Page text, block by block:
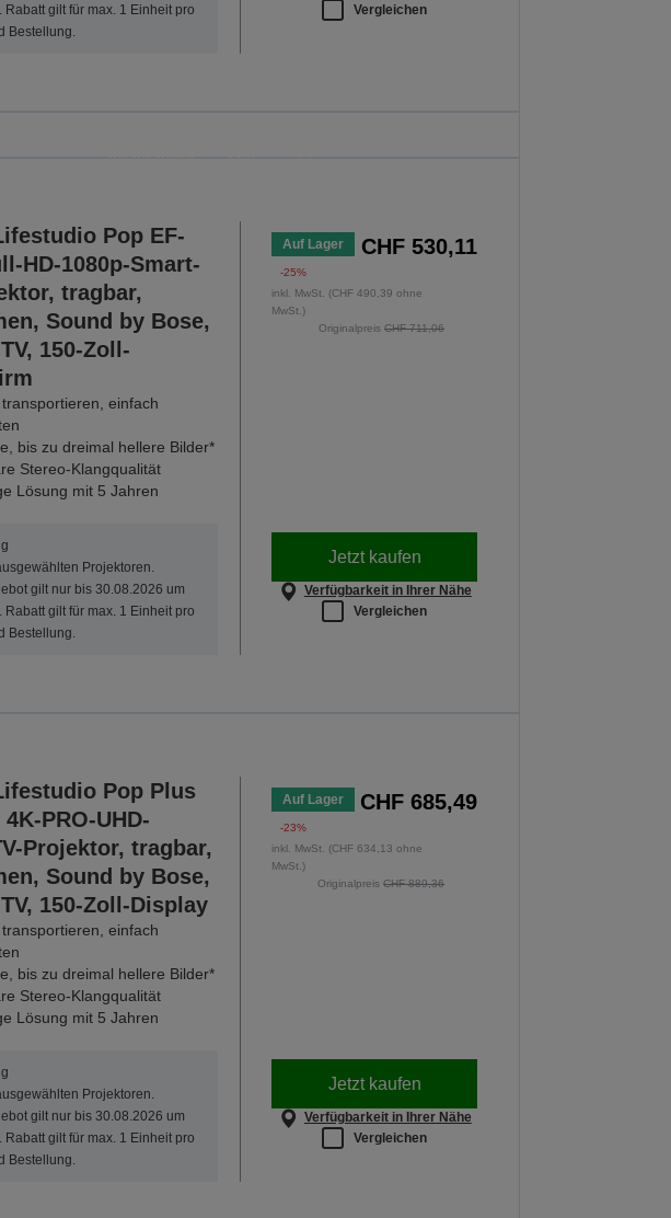
Rabatt gilt für max. 1 Einheit pro
Bestellung.
Vergleichen
Pop EF-
HD-1080p-Smart-
tragbar,
Sound by Bose,
150-Zoll-
einfach
bis zu dreimal hellere Bilder*
Stereo-Klangqualität
Lösung mit 5 Jahren
Projektoren.
gilt nur bis 30.08.2026 um
Rabatt gilt für max. 1 Einheit pro
Bestellung.
Auf Lager CHF 530,11
-25%
inkl. MwSt. (CHF 490,39 ohne
MwSt.)
OriginalpreisCHF 711,06
Jetzt kaufen
Verfügbarkeit in Ihrer Nähe
Vergleichen
Pop Plus
4K-PRO-UHD-
Projektor, tragbar,
Sound by Bose,
150-Zoll-Display
einfach
bis zu dreimal hellere Bilder*
Stereo-Klangqualität
Lösung mit 5 Jahren
Projektoren.
gilt nur bis 30.08.2026 um
Rabatt gilt für max. 1 Einheit pro
Bestellung.
Auf Lager CHF 685,49
-23%
inkl. MwSt. (CHF 634,13 ohne
MwSt.)
OriginalpreisCHF 889,36
Jetzt kaufen
Verfügbarkeit in Ihrer Nähe
Vergleichen